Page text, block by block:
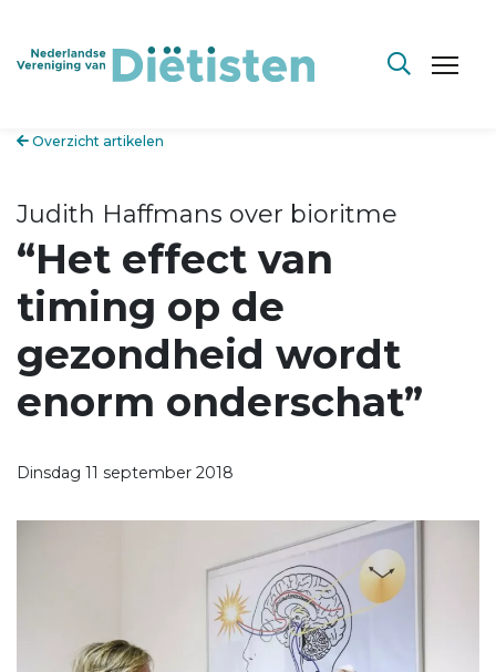
Overzicht artikelen
Judith Haffmans over bioritme
“Het effect van
timing op de
gezondheid wordt
enorm onderschat”
Dinsdag 11 september 2018